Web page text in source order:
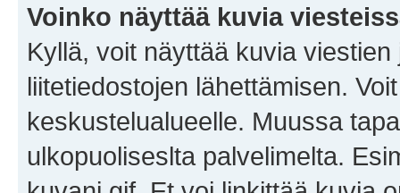
Voinko näyttää kuvia
Kyllä, voit näyttää kuvia
liitetiedostojen lähettämisen.
keskustelualueelle. Muussa
ulkopuoliseslta palvelimelta.